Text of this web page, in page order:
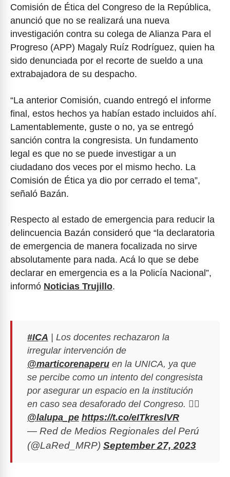
Comisión de Ética del Congreso de la República,
anunció que no se realizará una nueva
investigación contra su colega de Alianza Para el
Progreso (APP) Magaly Ruíz Rodríguez, quien ha
sido denunciada por el recorte de sueldo a una
extrabajadora de su despacho.
“La anterior Comisión, cuando entregó el informe
final, estos hechos ya habían estado incluidos ahí.
Lamentablemente, guste o no, ya se entregó
sanción contra la congresista. Un fundamento
legal es que no se puede investigar a un
ciudadano dos veces por el mismo hecho. La
Comisión de Ética ya dio por cerrado el tema”,
señaló Bazán.
Respecto al estado de emergencia para reducir la
delincuencia Bazán consideró que “la declaratoria
de emergencia de manera focalizada no sirve
absolutamente para nada. Acá lo que se debe
declarar en emergencia es a la Policía Nacional”,
informó Noticias Trujillo.
#ICA | Los docentes rechazaron la
irregular intervención de
@marticorenaperuen la UNICA, ya que
se percibe como un intento del congresista
por asegurar un espacio en la institución
en caso sea desaforado del Congreso. ✍🏼
@lalupa_pe https://t.co/eITkreslVR
— Red de Medios Regionales del Perú
(@LaRed_MRP) September 27, 2023